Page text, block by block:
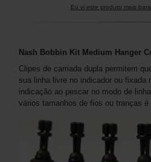
Eu vi este produto mais
Nash Bobbin Kit Medium Hanger
Clipes de camada dupla permitem
sua linha livre no indicador ou fixada
indicação ao pescar no modo de
vários tamanhos de fios ou tranças é